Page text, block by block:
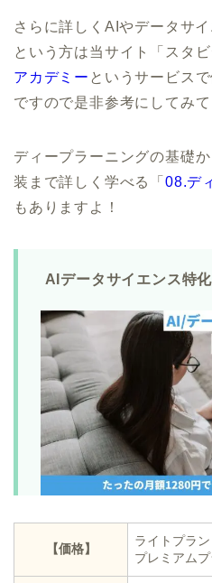
さらに詳しくAIやデータサ
という方は当サイト「スタ
アカデミー というサービス
ですので是非参考にしてみて
ディープラーニングの基礎
装まで詳しく学べる「 08.デ
もありますよ！
AIデータサイエンス特
【価格】
ライトプラ
プレミアム